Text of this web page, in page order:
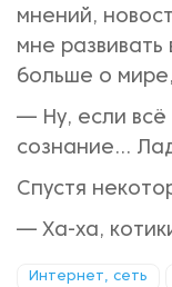
мнений,
мне развивать
больше о
— Ну, если всё
сознание...
Спустя
— Ха-ха,
Интернет, сеть